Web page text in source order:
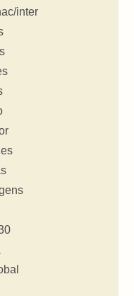
inter